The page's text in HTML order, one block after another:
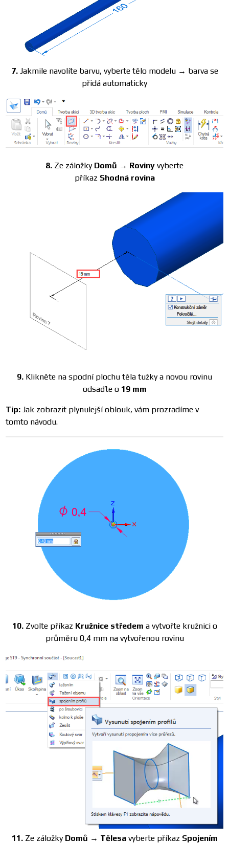
7. Jakmile navolíte barvu, vyberte tělo modelu → barva se
přidá automaticky
8. Ze záložky Domů → Roviny vyberte
příkaz Shodná rovina
9. Klikněte na spodní plochu těla tužky a novou rovinu
odsaďte o 19 mm
Tip: Jak zobrazit plynulejší oblouk, vám prozradíme v
tomto návodu.
10.Zvolte příkaz Kružnice středem a vytvořte kružnici o
průměru 0,4 mm na vytvořenou rovinu
11.Ze záložky Domů → Tělesavyberte příkaz Spojením